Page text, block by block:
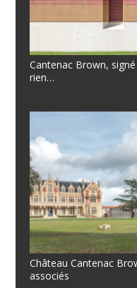
Cantenac Brown,
rien…
Château Cantenac
associés